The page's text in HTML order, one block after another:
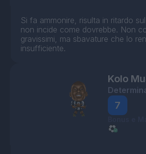
Si fa ammonire, risulta in ritardo
non incide come dovrebbe. Non
gravissimi, ma sbavature che lo
insufficiente.
Kolo
7